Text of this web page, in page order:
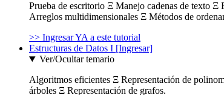
Prueba de escritorio Ξ Manejo cadenas de texto
Arreglos multidimensionales Ξ Métodos de
>> Ingresar YA a este tutorial
Estructuras de Datos I [Ingresar]
Ver/Ocultar temario
Algoritmos eficientes Ξ Representación de
árboles Ξ Representación de grafos.